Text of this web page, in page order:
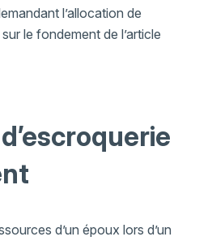
l’allocation de
le fondement de l’article
d’un époux lors d’un